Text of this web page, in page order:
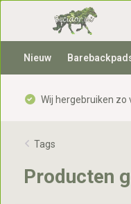
Nieuw
Wij hergebruiken
Tags
Producten